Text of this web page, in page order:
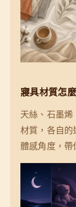
寢具材質怎
天絲、石墨
材質，各自的
體感角度，